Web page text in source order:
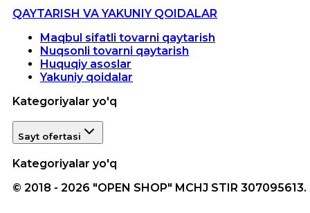
QAYTARISH VA YAKUNIY QOIDALAR
Maqbul sifatli tovarni qaytarish
Nuqsonli tovarni qaytarish
Huquqiy asoslar
Yakuniy qoidalar
Kategoriyalar yo'q
Sayt ofertasi
Kategoriyalar yo'q
© 2018 - 2026 "OPEN SHOP" MCHJ STIR 307095613.